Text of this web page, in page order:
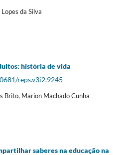
da Silva
história de vida
reps.v3i2.9245
Brito, Marion Machado Cunha
saberes na educação na